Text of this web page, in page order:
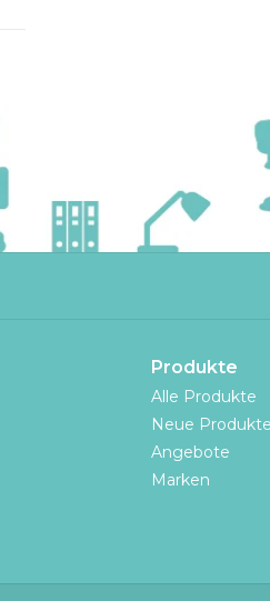
Produkte
Alle Produkte
Neue Produkte
Angebote
Marken